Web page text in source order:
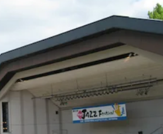
ゲーム・サービス開発
書籍・雑誌出版